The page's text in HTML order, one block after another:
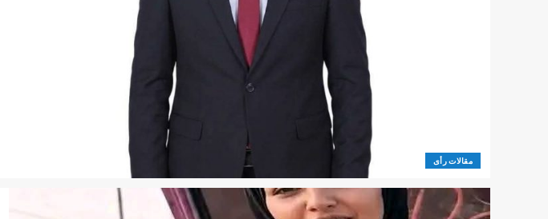
مقالات رأى